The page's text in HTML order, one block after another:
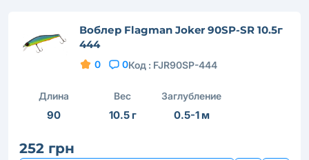
Воблер Flagman Joker 90SP-SR 10.5г
444
0 0Код : FJR90SP-444
Длина
90
Вес
10.5 г
Заглубление
0.5-1 м
252 грн